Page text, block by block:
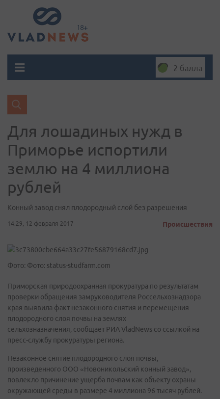
2 балла
Для лошадиных нужд в
Приморье испортили
землю на 4 миллиона
рублей
Конный завод снял плодородный слой без разрешения
14:29, 12 февраля 2017 Происшествия
Фото: Фото: status-studfarm.com
Приморская природоохранная прокуратура по результатам
проверки обращения замруководителя Россельхознадзора
края выявила факт незаконного снятия и перемещения
плодородного слоя почвы на землях
сельхозназначения, сообщает РИА VladNews со ссылкой на
пресс-службу прокуратуры региона.
Незаконное снятие плодородного слоя почвы,
произведенного ООО «Новоникольский конный завод»,
повлекло причинение ущерба почвам как объекту охраны
окружающей среды в размере 4 миллиона 96 тысяч рублей.